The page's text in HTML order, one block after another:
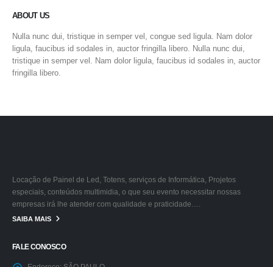
ABOUT US
Nulla nunc dui, tristique in semper vel, congue sed ligula. Nam dolor
ligula, faucibus id sodales in, auctor fringilla libero. Nulla nunc dui,
tristique in semper vel. Nam dolor ligula, faucibus id sodales in, auctor
fringilla libero.
Locação de Painel de Led, Totens, serviços de Informática, Projetos
especiais, conteúdos multimidia, o que seu evento necessitar nossas
empresas irá lhe atender com qualidade e praticidade….
SAIBA MAIS
FALE CONOSCO